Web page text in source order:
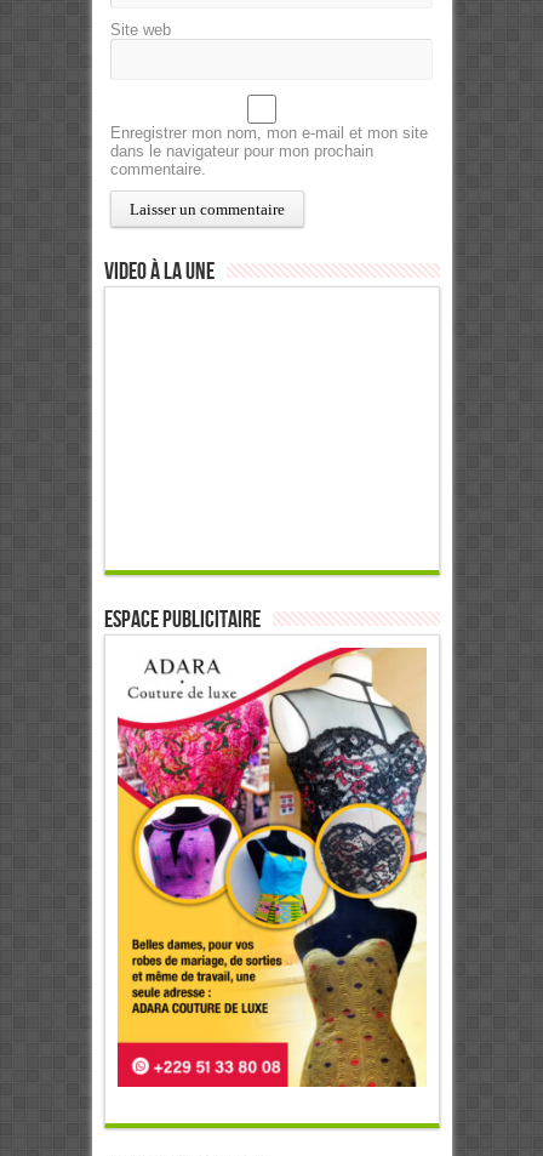
Site web
Enregistrer mon nom, mon e-mail et mon site
dans le navigateur pour mon prochain
commentaire.
Video à la Une
ESPACE PUBLICITAIRE